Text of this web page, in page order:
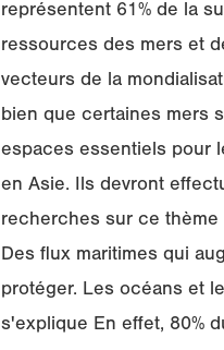
représentent 61% de la
ressources des mers et
vecteurs de la
bien que certaines mers
espaces essentiels pour
en Asie. Ils devront
recherches sur ce thème
Des flux maritimes qui
protéger. Les océans et
s'explique En effet, 80%